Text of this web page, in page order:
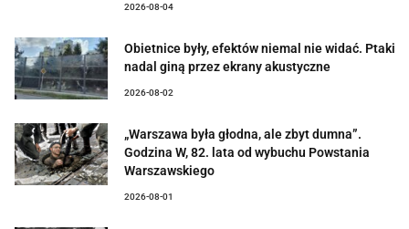
2026-08-04
Obietnice były, efektów niemal nie widać. Ptaki
nadal giną przez ekrany akustyczne
2026-08-02
„Warszawa była głodna, ale zbyt dumna”.
Godzina W, 82. lata od wybuchu Powstania
Warszawskiego
2026-08-01